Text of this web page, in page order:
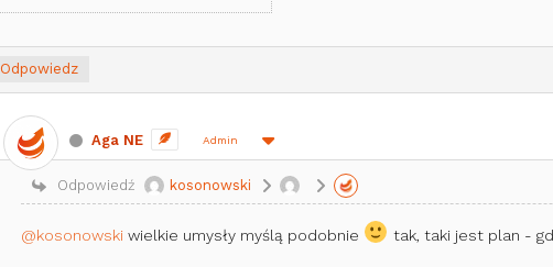
Odpowiedz
Aga NE Admin
Odpowiedź kosonowski
@kosonowski wielkie umysły myślą podobnie tak, taki jest plan -